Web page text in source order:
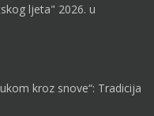
ljeta" 2026. u
kroz snove“: Tradicija